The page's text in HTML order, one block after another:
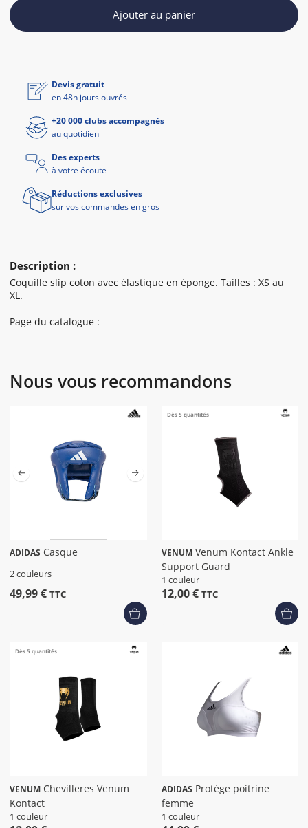
Ajouter au panier
Description :
Coquille slip coton avec élastique en éponge. Tailles : XS au
XL.
Page du catalogue :
Devis gratuit
en 48h jours ouvrés
+20 000 clubs accompagnés
au quotidien
Des experts
à votre écoute
Réductions exclusives
sur vos commandes en gros
Nous vous recommandons
ADIDAS Casque
2 couleurs
49,99 € TTC
Dès 5 quantités
VENUMVenum Kontact Ankle
Support Guard
1 couleur
12,00 € TTC
Dès 5 quantités
VENUM
Kontact
1 couleur
ADIDAS
femme
1 couleur